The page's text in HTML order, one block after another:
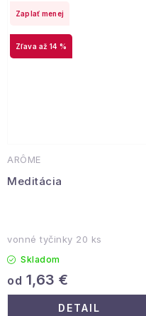
ARÔME
Meditácia
až 14 %
Zaplať menej
vonné tyčinky 20 ks
Skladom
od 1,63 €
DETAIL